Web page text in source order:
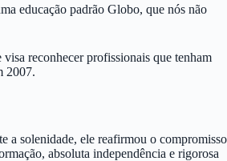
educação padrão Globo, que nós não
reconhecer profissionais que tenham
2007.
a solenidade, ele reafirmou o compromisso
absoluta independência e rigorosa